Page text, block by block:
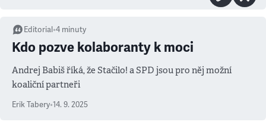
Editorial •4 minuty
Kdo pozve kolaboranty k moci
Andrej Babiš říká, že Stačilo! a SPD jsou pro něj možní
koaliční partneři
Erik Tabery•14. 9. 2025